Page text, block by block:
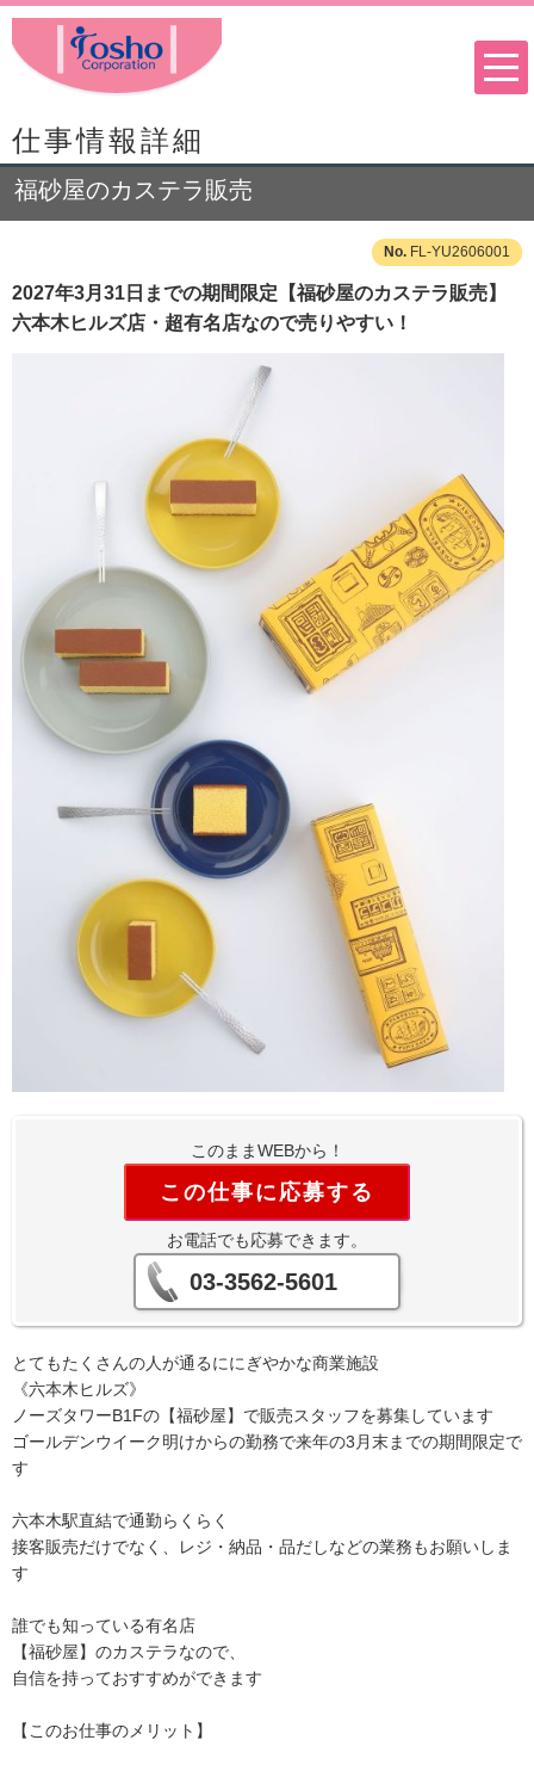
仕事情報詳細
福砂屋のカステラ販売
FL-YU2606001
2027年3月31日までの期間限定【福砂屋のカステラ販売】
六本木ヒルズ店・超有名店なので売りやすい！
このままWEBから！
この仕事に応募する
お電話でも応募できます。
03-3562-5601
とてもたくさんの人が通るににぎやかな商業施設
《六本木ヒルズ》
ノーズタワーB1Fの【福砂屋】で販売スタッフを募集しています
ゴールデンウイーク明けからの勤務で来年の3月末までの期間限定で
す
六本木駅直結で通勤らくらく
接客販売だけでなく、レジ・納品・品だしなどの業務もお願いしま
す
誰でも知っている有名店
【福砂屋】のカステラなので、
自信を持っておすすめができます
【このお仕事のメリット】